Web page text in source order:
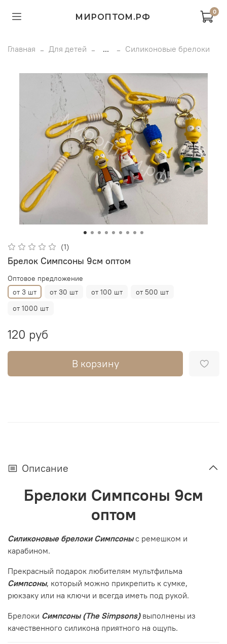
МИРОПТОМ.РФ
0
Главная Для детей ... Силиконовые брелоки
(1)
Брелок Симпсоны 9см оптом
Оптовое предложение
от 3 шт
от 30 шт от 100 шт
от 500 шт
от 1000 шт
120 руб
В корзину
Описание
Брелоки Симпсоны 9см
оптом
Силиконовые брелоки Симпсоныс ремешком и
карабином.
Прекрасный подарок любителям мультфильма
Симпсоны, который можно прикрепить к сумке,
рюкзаку или на ключи и всегда иметь под рукой.
Брелоки Симпсоны (The Simpsons) выполнены из
качественного силикона приятного на ощупь.